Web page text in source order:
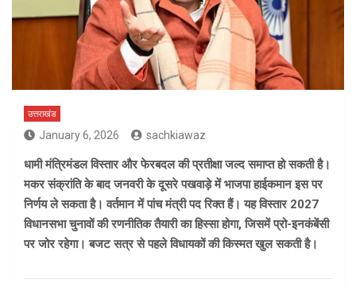
उत्तराखंड
January 6, 2026 sachkiawaz
धामी मंत्रिमंडल विस्तार और फेरबदल की प्रतीक्षा जल्द समाप्त हो सकती है।
मकर संक्रांति के बाद जनवरी के दूसरे पखवाड़े में भाजपा हाईकमान इस पर
निर्णय ले सकता है। वर्तमान में पांच मंत्री पद रिक्त हैं। यह विस्तार 2027
विधानसभा चुनावों की रणनीतिक तैयारी का हिस्सा होगा, जिसमें प्रो-इनकंबेंसी
पर जोर रहेगा। बजट सत्र से पहले विधायकों की किस्मत खुल सकती है।